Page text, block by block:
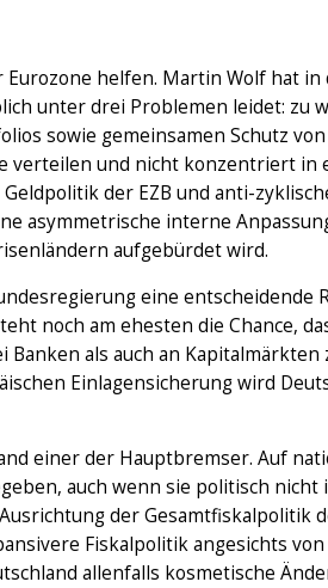
helfen. Martin Wolf hat in
unter drei Problemen leidet: zu
sowie gemeinsamen Schutz
verteilen und nicht konzentriert in
der EZB und anti-
asymmetrische interne
aufgebürdet wird.
eine entscheidende
noch am ehesten die Chance,
als auch an
Einlagensicherung wird
einer der Hauptbremser. Auf
auch wenn sie politisch
der Gesamtfiskalpolitik
Fiskalpolitik angesichts
allenfalls kosmetische